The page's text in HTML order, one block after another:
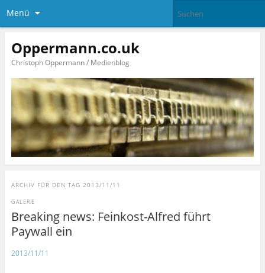
Menü
Oppermann.co.uk
Christoph Oppermann / Medienblog
ARCHIV FÜR DEN TAG 2013/11/11
Breaking news: Feinkost-Alfred führt
Paywall ein
GALERIE
2013/11/11